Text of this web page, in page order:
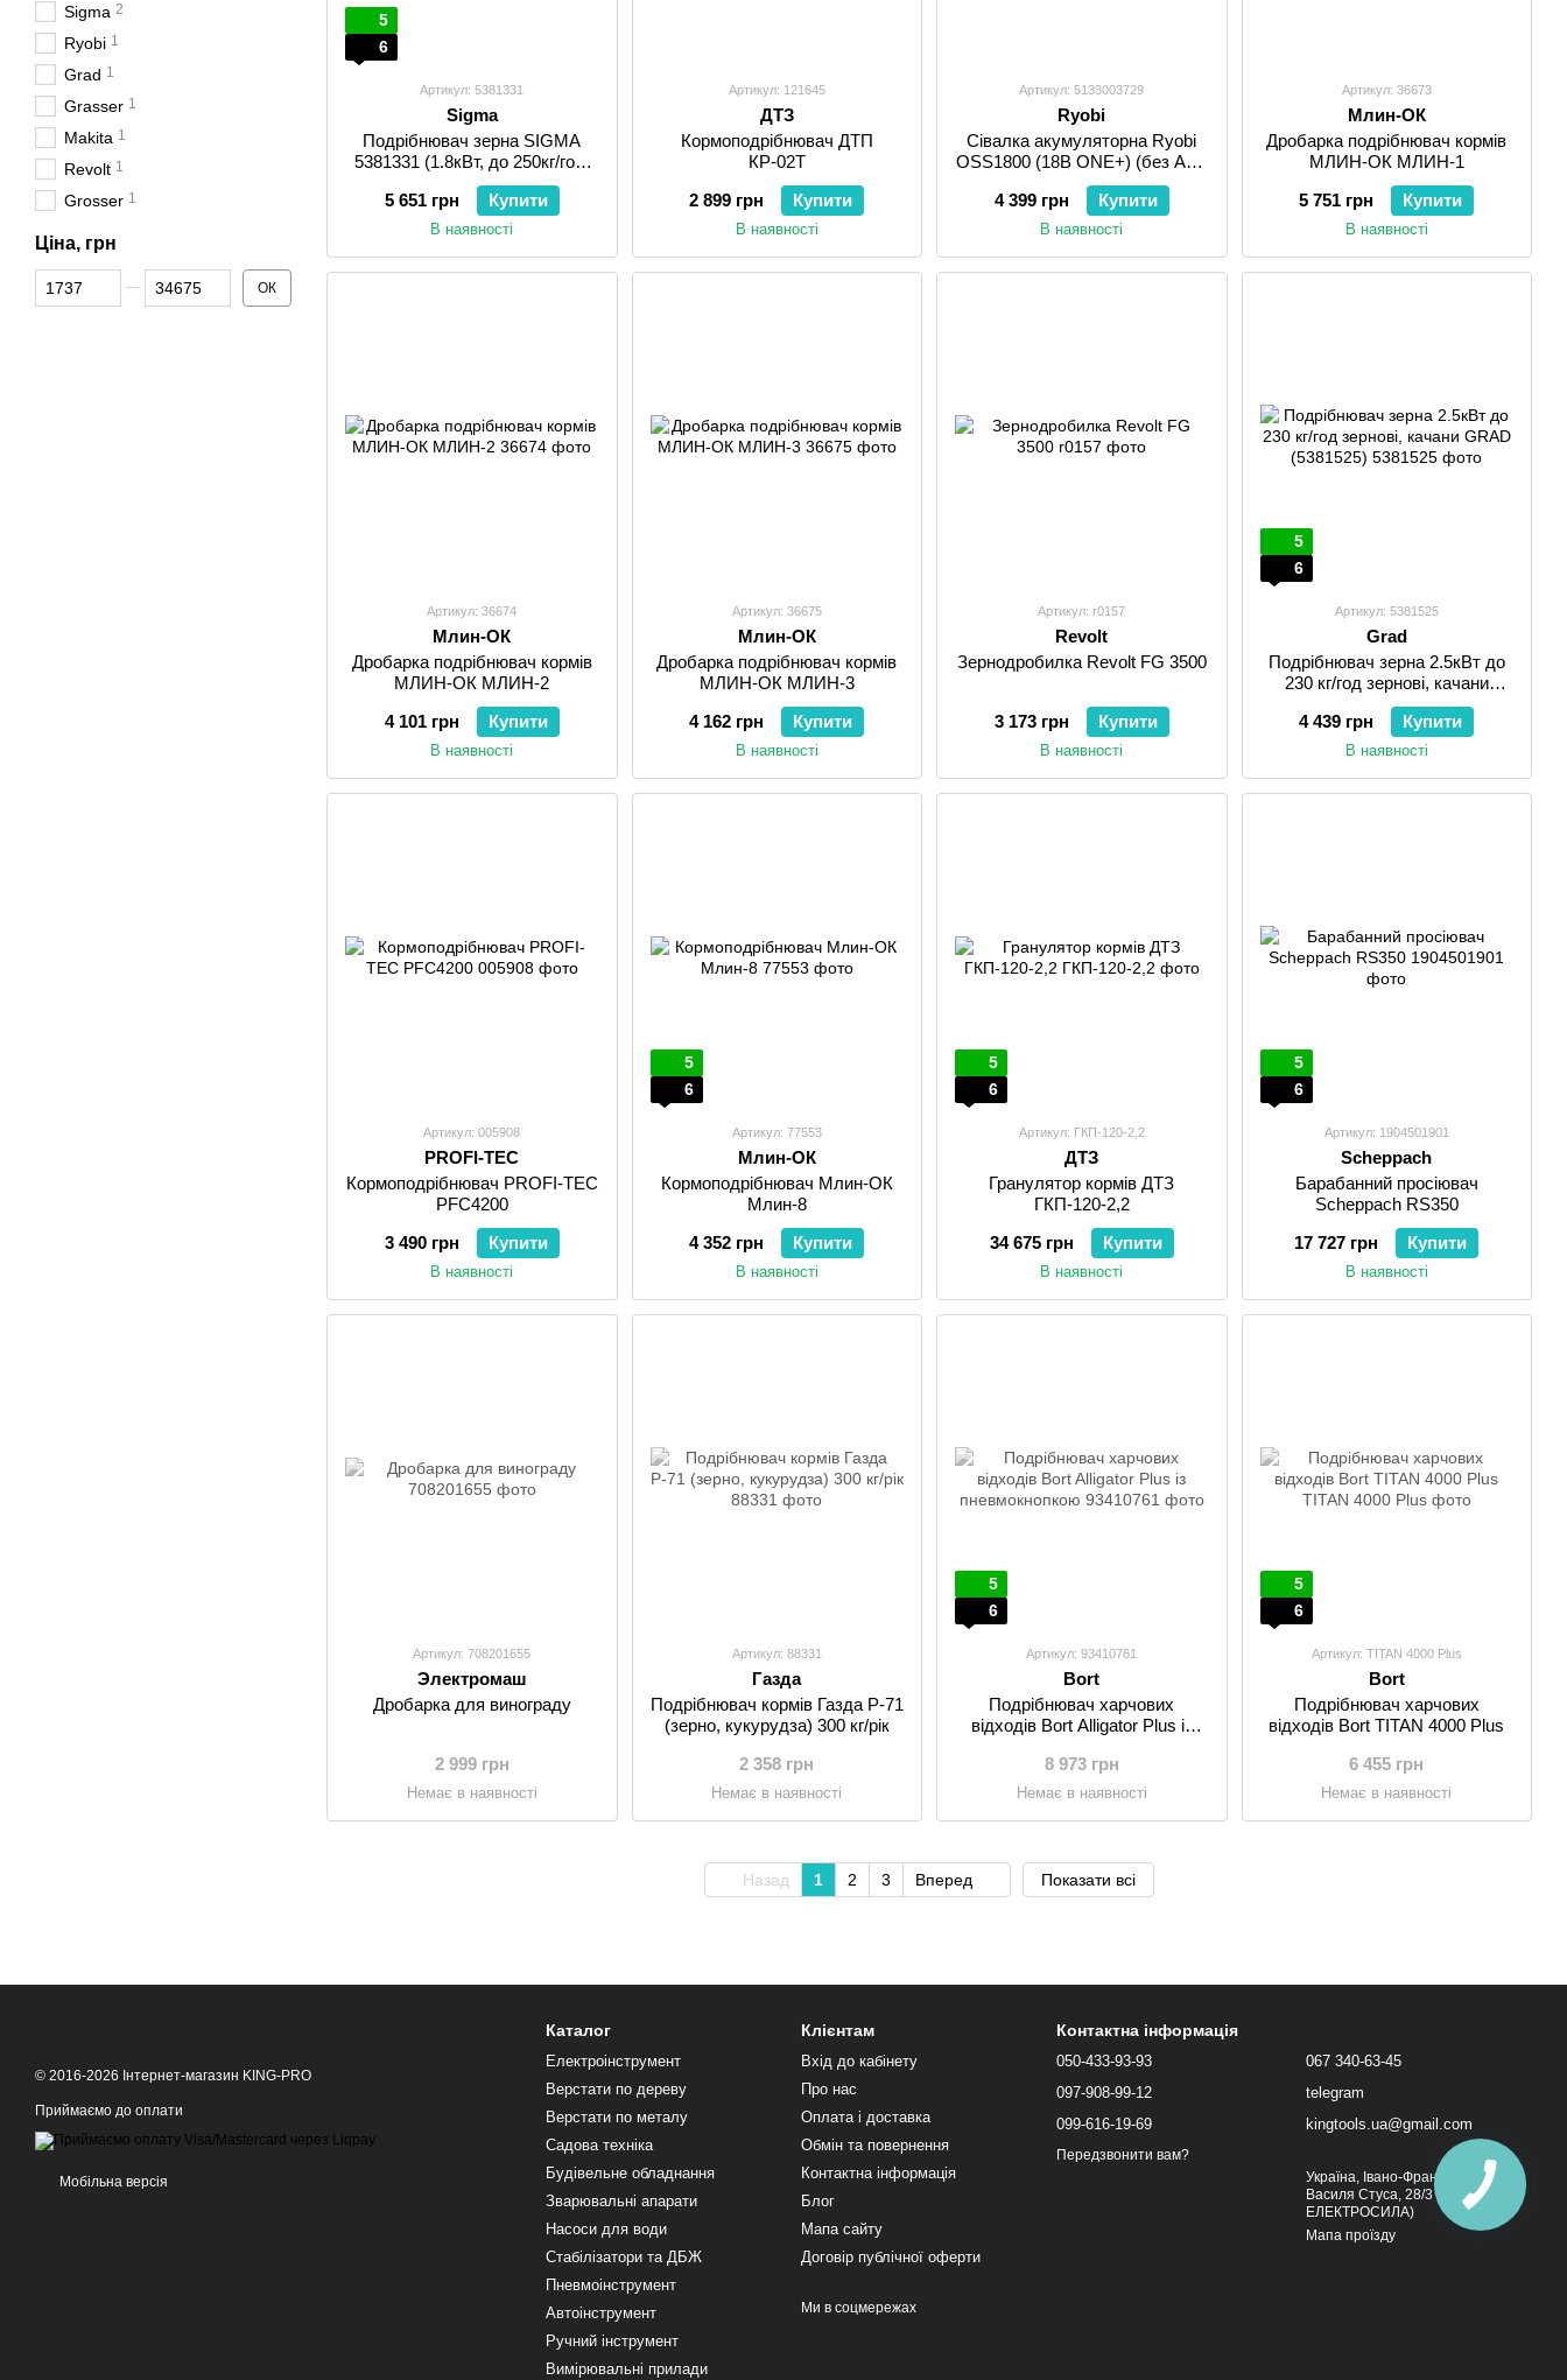
5
6
Артикул: 5381331
Sigma
Подрібнювач зерна SIGMA
5381331 (1.8кВт, до 250кг/год,
зернові, коренеплоди)
5 651 грн
Купити
В наявності
Артикул: 121645
ДТЗ
Кормоподрібнювач ДТП
КР-02T
2 899 грн
Купити
В наявності
Артикул: 5133003729
Ryobi
Сівалка акумуляторна Ryobi
OSS1800 (18В ONE+) (без АКБ
та ЗУ)
4 399 грн
Купити
В наявності
Артикул: 36673
Млин-ОК
Дробарка подрібнювач кормів
МЛИН-ОК МЛИН-1
5 751 грн
Купити
В наявності
Артикул: 36674
Млин-ОК
Дробарка подрібнювач кормів
МЛИН-ОК МЛИН-2
4 101 грн
Купити
В наявності
Артикул: 36675
Млин-ОК
Дробарка подрібнювач кормів
МЛИН-ОК МЛИН-3
4 162 грн
Купити
В наявності
Артикул: r0157
Revolt
Зернодробилка Revolt FG 3500
3 173 грн Купити
В наявності
5
6
Артикул: 5381525
Grad
Подрібнювач зерна 2.5кВт до
230 кг/год зернові, качани
GRAD (5381525)
4 439 грн
Купити
В наявності
Артикул: 005908
PROFI-TEC
Кормоподрібнювач PROFI-TEC
PFC4200
3 490 грн
Купити
В наявності
5
6
Артикул: 77553
Млин-ОК
Кормоподрібнювач Млин-ОК
Млин-8
4 352 грн
Купити
В наявності
5
6
Артикул: ГКП-120-2,2
ДТЗ
Гранулятор кормів ДТЗ
ГКП-120-2,2
34 675 грн
Купити
В наявності
5
6
Артикул: 1904501901
Scheppach
Барабанний просіювач
Scheppach RS350
17 727 грн
Купити
В наявності
Артикул: 708201655
Электромаш
Дробарка для винограду
2 999 грн
Немає в наявності
Артикул: 88331
Газда
Подрібнювач кормів Газда Р-71
(зерно, кукурудза) 300 кг/рік
2 358 грн
Немає в наявності
5
6
Артикул: 93410761
Bort
Подрібнювач харчових
відходів Bort Alligator Plus із
8 973 грн
Немає в наявності
5
6
Артикул: TITAN 4000 Plus
Bort
Подрібнювач харчових
відходів Bort TITAN 4000 Plus
6 455 грн
Немає в наявності
Назад 1 2 3 Вперед Показати всі
Sigma 2
Ryobi 1
Grad 1
Grasser 1
Makita 1
Revolt 1
Grosser 1
Ціна, грн
Від Ціна, грн
До Ціна, грн ОК
© 2016-2026 Інтернет-магазин KING-PRO
Приймаємо до оплати
Мобільна версія
Каталог
Електроінструмент
Верстати по дереву
Верстати по металу
Садова техніка
Будівельне обладнання
Зварювальні апарати
Насоси для води
Стабілізатори та ДБЖ
Пневмоінструмент
Автоінструмент
Ручний інструмент
Вимірювальні прилади
Клієнтам
Вхід до кабінету
Про нас
Оплата і доставка
Обмін та повернення
Контактна інформація
Блог
Мапа сайту
Договір публічної оферти
Ми в соцмережах
Контактна інформація
050-433-93-93
097-908-99-12
099-616-19-69
Передзвонити вам?
067 340-63-45
telegram
kingtools.ua@gmail.com
Україна, Івано-Франківськ, вул.
Василя Стуса, 28/3 (Магазин
ЕЛЕКТРОСИЛА)
Мапа проїзду